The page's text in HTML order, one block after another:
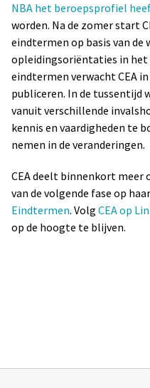
NBA het beroepsprofiel
worden. Na de zomer start
eindtermen op basis van de
opleidingsoriëntaties in het
eindtermen verwacht CEA
publiceren. In de tussentijd
vanuit verschillende
kennis en vaardigheden te
nemen in de veranderingen.
CEA deelt binnenkort meer
van de volgende fase op
Eindtermen. Volg CEA op
op de hoogte te blijven.